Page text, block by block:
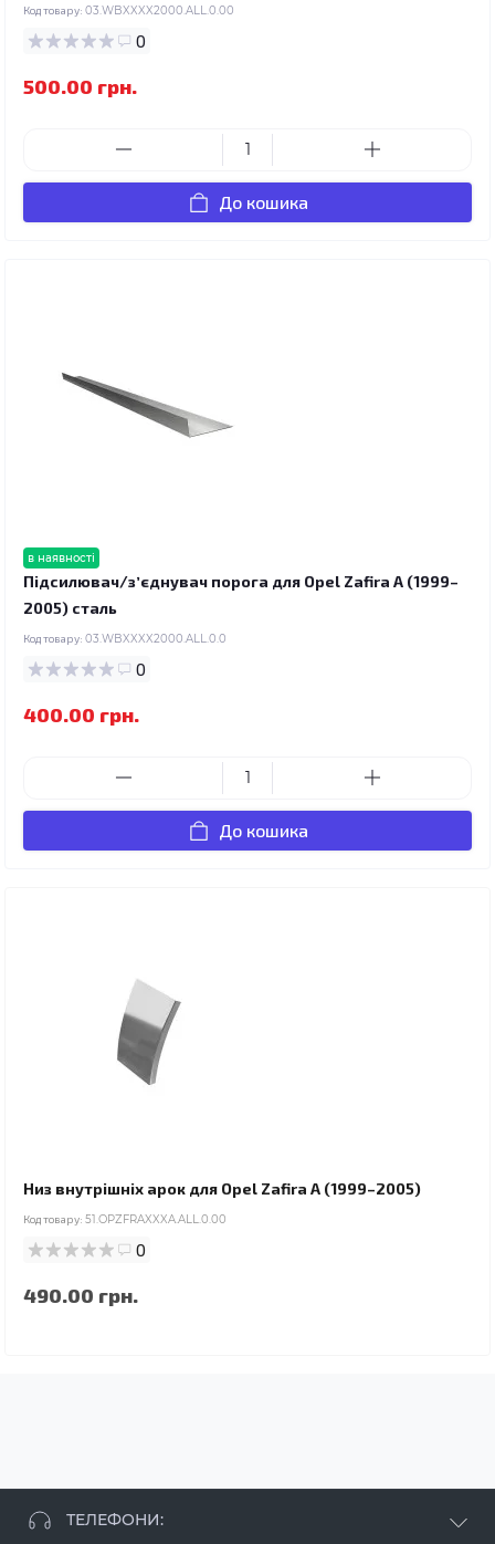
Код товару: 03.WBXXXX2000.ALL.0.00
0
500.00 грн.
До кошика
в наявності
Підсилювач/зʼєднувач порога для Opel Zafira A (1999–
2005) сталь
Код товару: 03.WBXXXX2000.ALL.0.0
0
400.00 грн.
До кошика
Низ внутрішніх арок для Opel Zafira A (1999–2005)
Код товару: 51.OPZFRAXXXA.ALL.0.00
0
490.00 грн.
ТЕЛЕФОНИ: